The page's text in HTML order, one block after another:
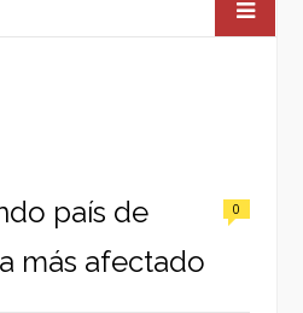
país de
más afectado
0